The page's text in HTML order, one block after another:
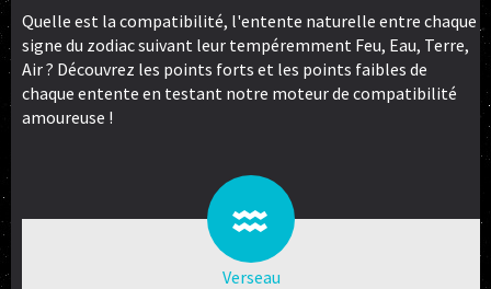
Quelle est la compatibilité, l'entente naturelle entre chaque
signe du zodiac suivant leur tempéremment Feu, Eau, Terre,
Air ? Découvrez les points forts et les points faibles de
chaque entente en testant notre moteur de compatibilité
amoureuse !
Verseau